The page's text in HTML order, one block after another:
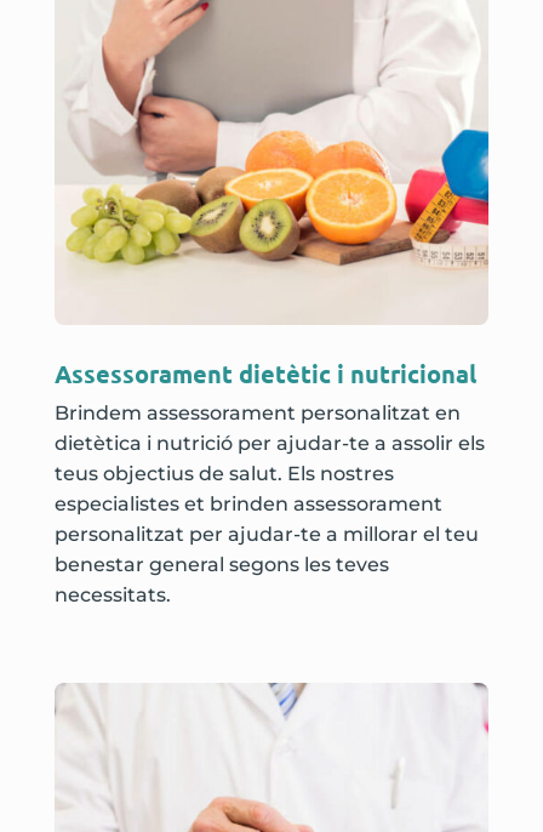
Assessorament dietètic i nutricional
Brindem assessorament personalitzat en
dietètica i nutrició per ajudar-te a assolir els
teus objectius de salut. Els nostres
especialistes et brinden assessorament
personalitzat per ajudar-te a millorar el teu
benestar general segons les teves
necessitats.